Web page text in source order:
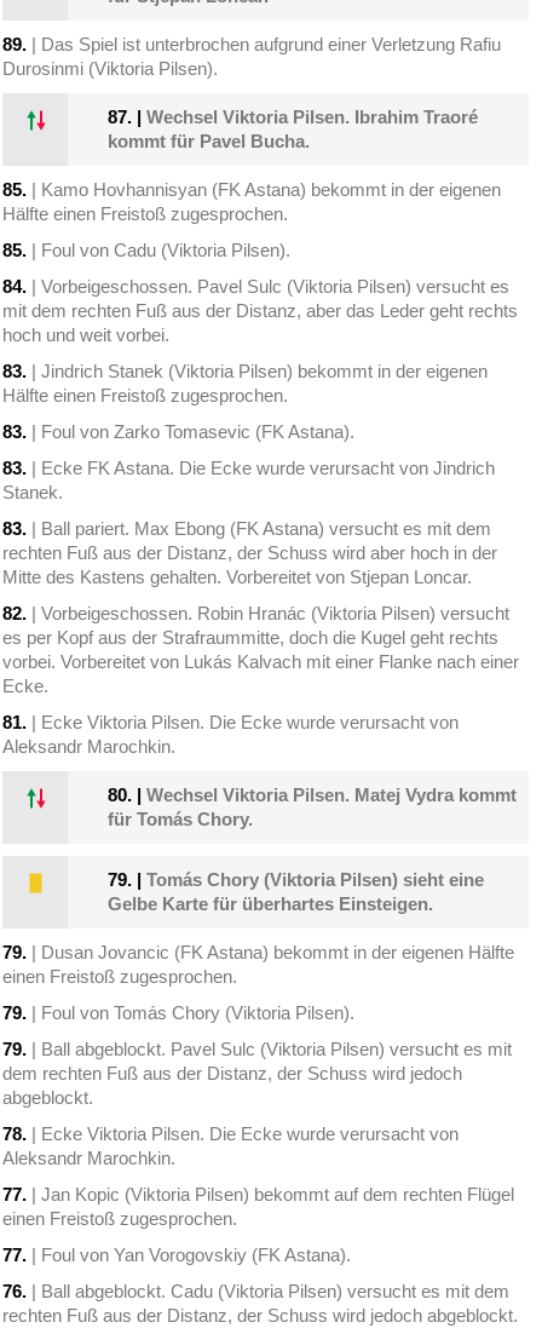
89. | Das Spiel ist unterbrochen aufgrund einer Verletzung Rafiu
Durosinmi (Viktoria Pilsen).
87. |Wechsel Viktoria Pilsen. Ibrahim Traoré
kommt für Pavel Bucha.
85. | Kamo Hovhannisyan (FK Astana) bekommt in der eigenen
Hälfte einen Freistoß zugesprochen.
85. | Foul von Cadu (Viktoria Pilsen).
84. | Vorbeigeschossen. Pavel Sulc (Viktoria Pilsen) versucht es
mit dem rechten Fuß aus der Distanz, aber das Leder geht rechts
hoch und weit vorbei.
83. | Jindrich Stanek (Viktoria Pilsen) bekommt in der eigenen
Hälfte einen Freistoß zugesprochen.
83. | Foul von Zarko Tomasevic (FK Astana).
83. | Ecke FK Astana. Die Ecke wurde verursacht von Jindrich
Stanek.
83. | Ball pariert. Max Ebong (FK Astana) versucht es mit dem
rechten Fuß aus der Distanz, der Schuss wird aber hoch in der
Mitte des Kastens gehalten. Vorbereitet von Stjepan Loncar.
82. | Vorbeigeschossen. Robin Hranác (Viktoria Pilsen) versucht
es per Kopf aus der Strafraummitte, doch die Kugel geht rechts
vorbei. Vorbereitet von Lukás Kalvach mit einer Flanke nach einer
Ecke.
81. | Ecke Viktoria Pilsen. Die Ecke wurde verursacht von
Aleksandr Marochkin.
80. |Wechsel Viktoria Pilsen. Matej Vydra kommt
für Tomás Chory.
79. |Tomás Chory (Viktoria Pilsen) sieht eine
Gelbe Karte für überhartes Einsteigen.
79. | Dusan Jovancic (FK Astana) bekommt in der eigenen Hälfte
einen Freistoß zugesprochen.
79. | Foul von Tomás Chory (Viktoria Pilsen).
79. | Ball abgeblockt. Pavel Sulc (Viktoria Pilsen) versucht es mit
dem rechten Fuß aus der Distanz, der Schuss wird jedoch
abgeblockt.
78. | Ecke Viktoria Pilsen. Die Ecke wurde verursacht von
Aleksandr Marochkin.
77. | Jan Kopic (Viktoria Pilsen) bekommt auf dem rechten Flügel
einen Freistoß zugesprochen.
77. | Foul von Yan Vorogovskiy (FK Astana).
76. | Ball abgeblockt. Cadu (Viktoria Pilsen) versucht es mit dem
rechten Fuß aus der Distanz, der Schuss wird jedoch abgeblockt.